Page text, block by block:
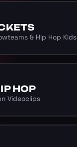
& Hip Hop Kids
HOP
Videoclips